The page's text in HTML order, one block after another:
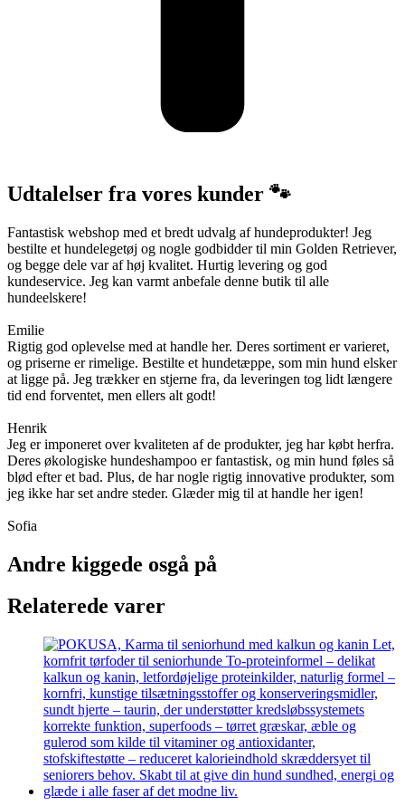
Udtalelser fra vores kunder 🐾
Fantastisk webshop med et bredt udvalg af hundeprodukter! Jeg
bestilte et hundelegetøj og nogle godbidder til min Golden Retriever,
og begge dele var af høj kvalitet. Hurtig levering og god
kundeservice. Jeg kan varmt anbefale denne butik til alle
hundeelskere!
Emilie
Rigtig god oplevelse med at handle her. Deres sortiment er varieret,
og priserne er rimelige. Bestilte et hundetæppe, som min hund elsker
at ligge på. Jeg trækker en stjerne fra, da leveringen tog lidt længere
tid end forventet, men ellers alt godt!
Henrik
Jeg er imponeret over kvaliteten af de produkter, jeg har købt herfra.
Deres økologiske hundeshampoo er fantastisk, og min hund føles så
blød efter et bad. Plus, de har nogle rigtig innovative produkter, som
jeg ikke har set andre steder. Glæder mig til at handle her igen!
Sofia
Andre kiggede osgå på
Relaterede varer